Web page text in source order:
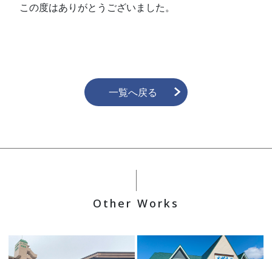
この度はありがとうございました。
一覧へ戻る
Other Works